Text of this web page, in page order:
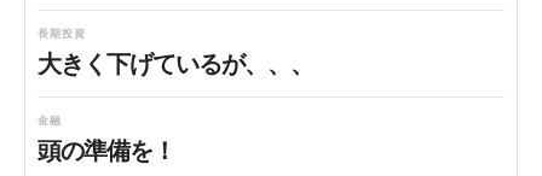
長期投資
大きく下げているが、、、
金融
頭の準備を！